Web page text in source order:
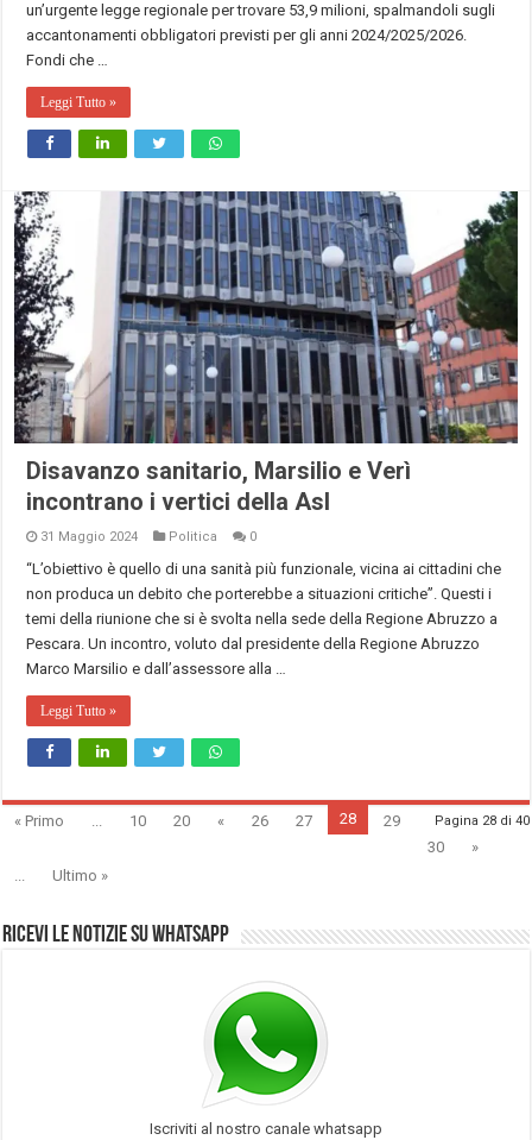
un’urgente legge regionale per trovare 53,9 milioni, spalmandoli sugli
accantonamenti obbligatori previsti per gli anni 2024/2025/2026.
Fondi che …
Leggi Tutto »
Disavanzo sanitario, Marsilio e Verì
incontrano i vertici della Asl
31 Maggio 2024 Politica 0
“L’obiettivo è quello di una sanità più funzionale, vicina ai cittadini che
non produca un debito che porterebbe a situazioni critiche”. Questi i
temi della riunione che si è svolta nella sede della Regione Abruzzo a
Pescara. Un incontro, voluto dal presidente della Regione Abruzzo
Marco Marsilio e dall’assessore alla …
Leggi Tutto »
Pagina 28 di 40
« Primo ... 10 20 « 26 27 28
29
30
»
...
Ultimo »
Ricevi le notizie su Whatsapp
Iscriviti al nostro canale whatsapp